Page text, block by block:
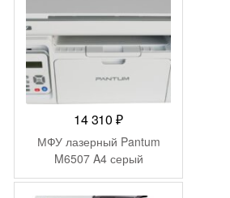
14 310₽
МФУ лазерный Pantum
M6507 A4 серый